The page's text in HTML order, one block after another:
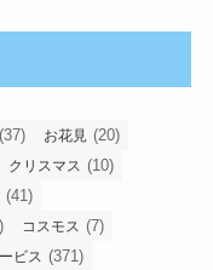
(37) お花見 (20)
クリスマス (10)
(41)
コスモス (7)
ビス (371)